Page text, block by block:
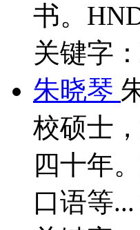
书。
关键字
朱晓琴
校硕士
四十年
口语等...